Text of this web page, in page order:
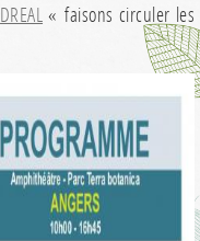
DREAL « faisons circuler les